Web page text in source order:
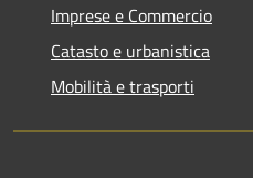
Imprese e Commercio
Catasto e urbanistica
Mobilità e trasporti